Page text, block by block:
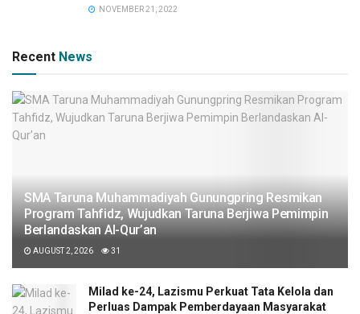
NOVEMBER 21, 2022
Recent News
SMA Taruna Muhammadiyah Gunungpring Resmikan
Program Tahfidz, Wujudkan Taruna Berjiwa Pemimpin
Berlandaskan Al-Qur’an
AUGUST 2, 2026 31
Milad ke-24, Lazismu Perkuat Tata Kelola dan
Perluas Dampak Pemberdayaan Masyarakat